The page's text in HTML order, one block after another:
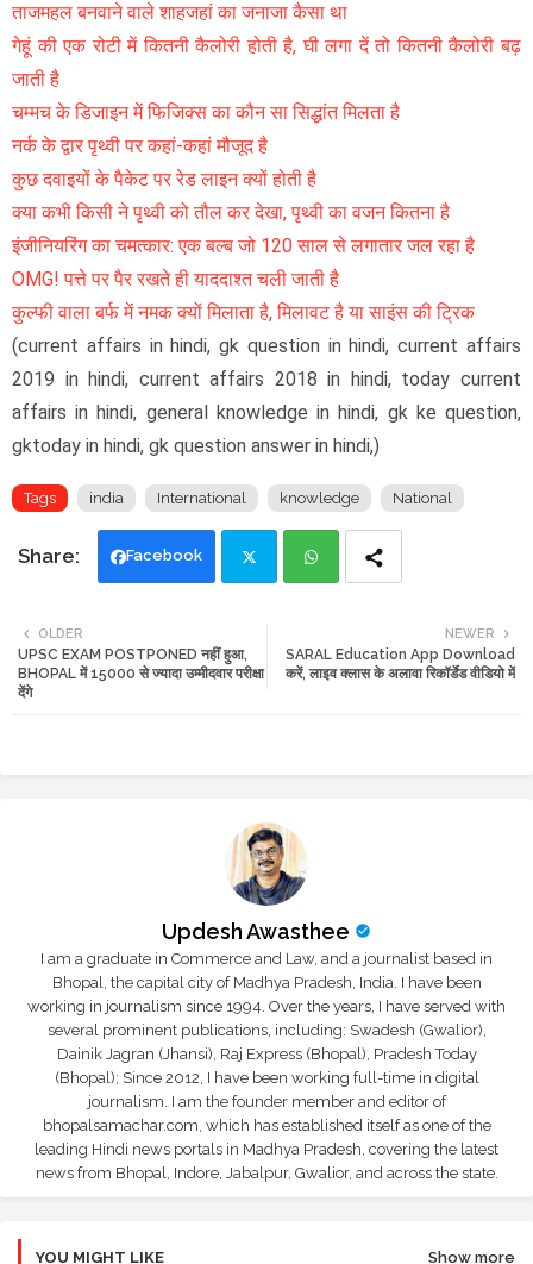
ताजमहल बनवाने वाले शाहजहां का जनाजा कैसा था
गेहूं की एक रोटी में कितनी कैलोरी होती है, घी लगा दें तो कितनी कैलोरी बढ़
जाती है
चम्मच के डिजाइन में फिजिक्स का कौन सा सिद्धांत मिलता है
नर्क के द्वार पृथ्वी पर कहां-कहां मौजूद है
कुछ दवाइयों के पैकेट पर रेड लाइन क्यों होती है
क्या कभी किसी ने पृथ्वी को तौल कर देखा, पृथ्वी का वजन कितना है
इंजीनियरिंग का चमत्कार: एक बल्ब जो 120 साल से लगातार जल रहा है
OMG! पत्ते पर पैर रखते ही याददाश्त चली जाती है
कुल्फी वाला बर्फ में नमक क्यों मिलाता है, मिलावट है या साइंस की ट्रिक
(current affairs in hindi, gk question in hindi, current affairs
2019 in hindi, current affairs 2018 in hindi, today current
affairs in hindi, general knowledge in hindi, gk ke question,
gktoday in hindi, gk question answer in hindi,)
Tags india International knowledge National
Facebook
tte ats
NEWER
SARAL Education App Download
करें, लाइव क्लास के अलावा रिकॉर्डेड वीडियो में
OLDER
UPSC EXAM POSTPONED नहीं हुआ,
BHOPAL में 15000 से ज्यादा उम्मीदवार परीक्षा
देंगे
Updesh Awasthee
I am a graduate in Commerce and Law, and a journalist based in
Bhopal, the capital city of Madhya Pradesh, India. I have been
working in journalism since 1994. Over the years, I have served with
several prominent publications, including: Swadesh (Gwalior),
Dainik Jagran (Jhansi), Raj Express (Bhopal), Pradesh Today
(Bhopal); Since 2012, I have been working full-time in digital
journalism. I am the founder member and editor of
bhopalsamachar.com, which has established itself as one of the
leading Hindi news portals in Madhya Pradesh, covering the latest
news from Bhopal, Indore, Jabalpur, Gwalior, and across the state.
YOU MIGHT LIKE Show more